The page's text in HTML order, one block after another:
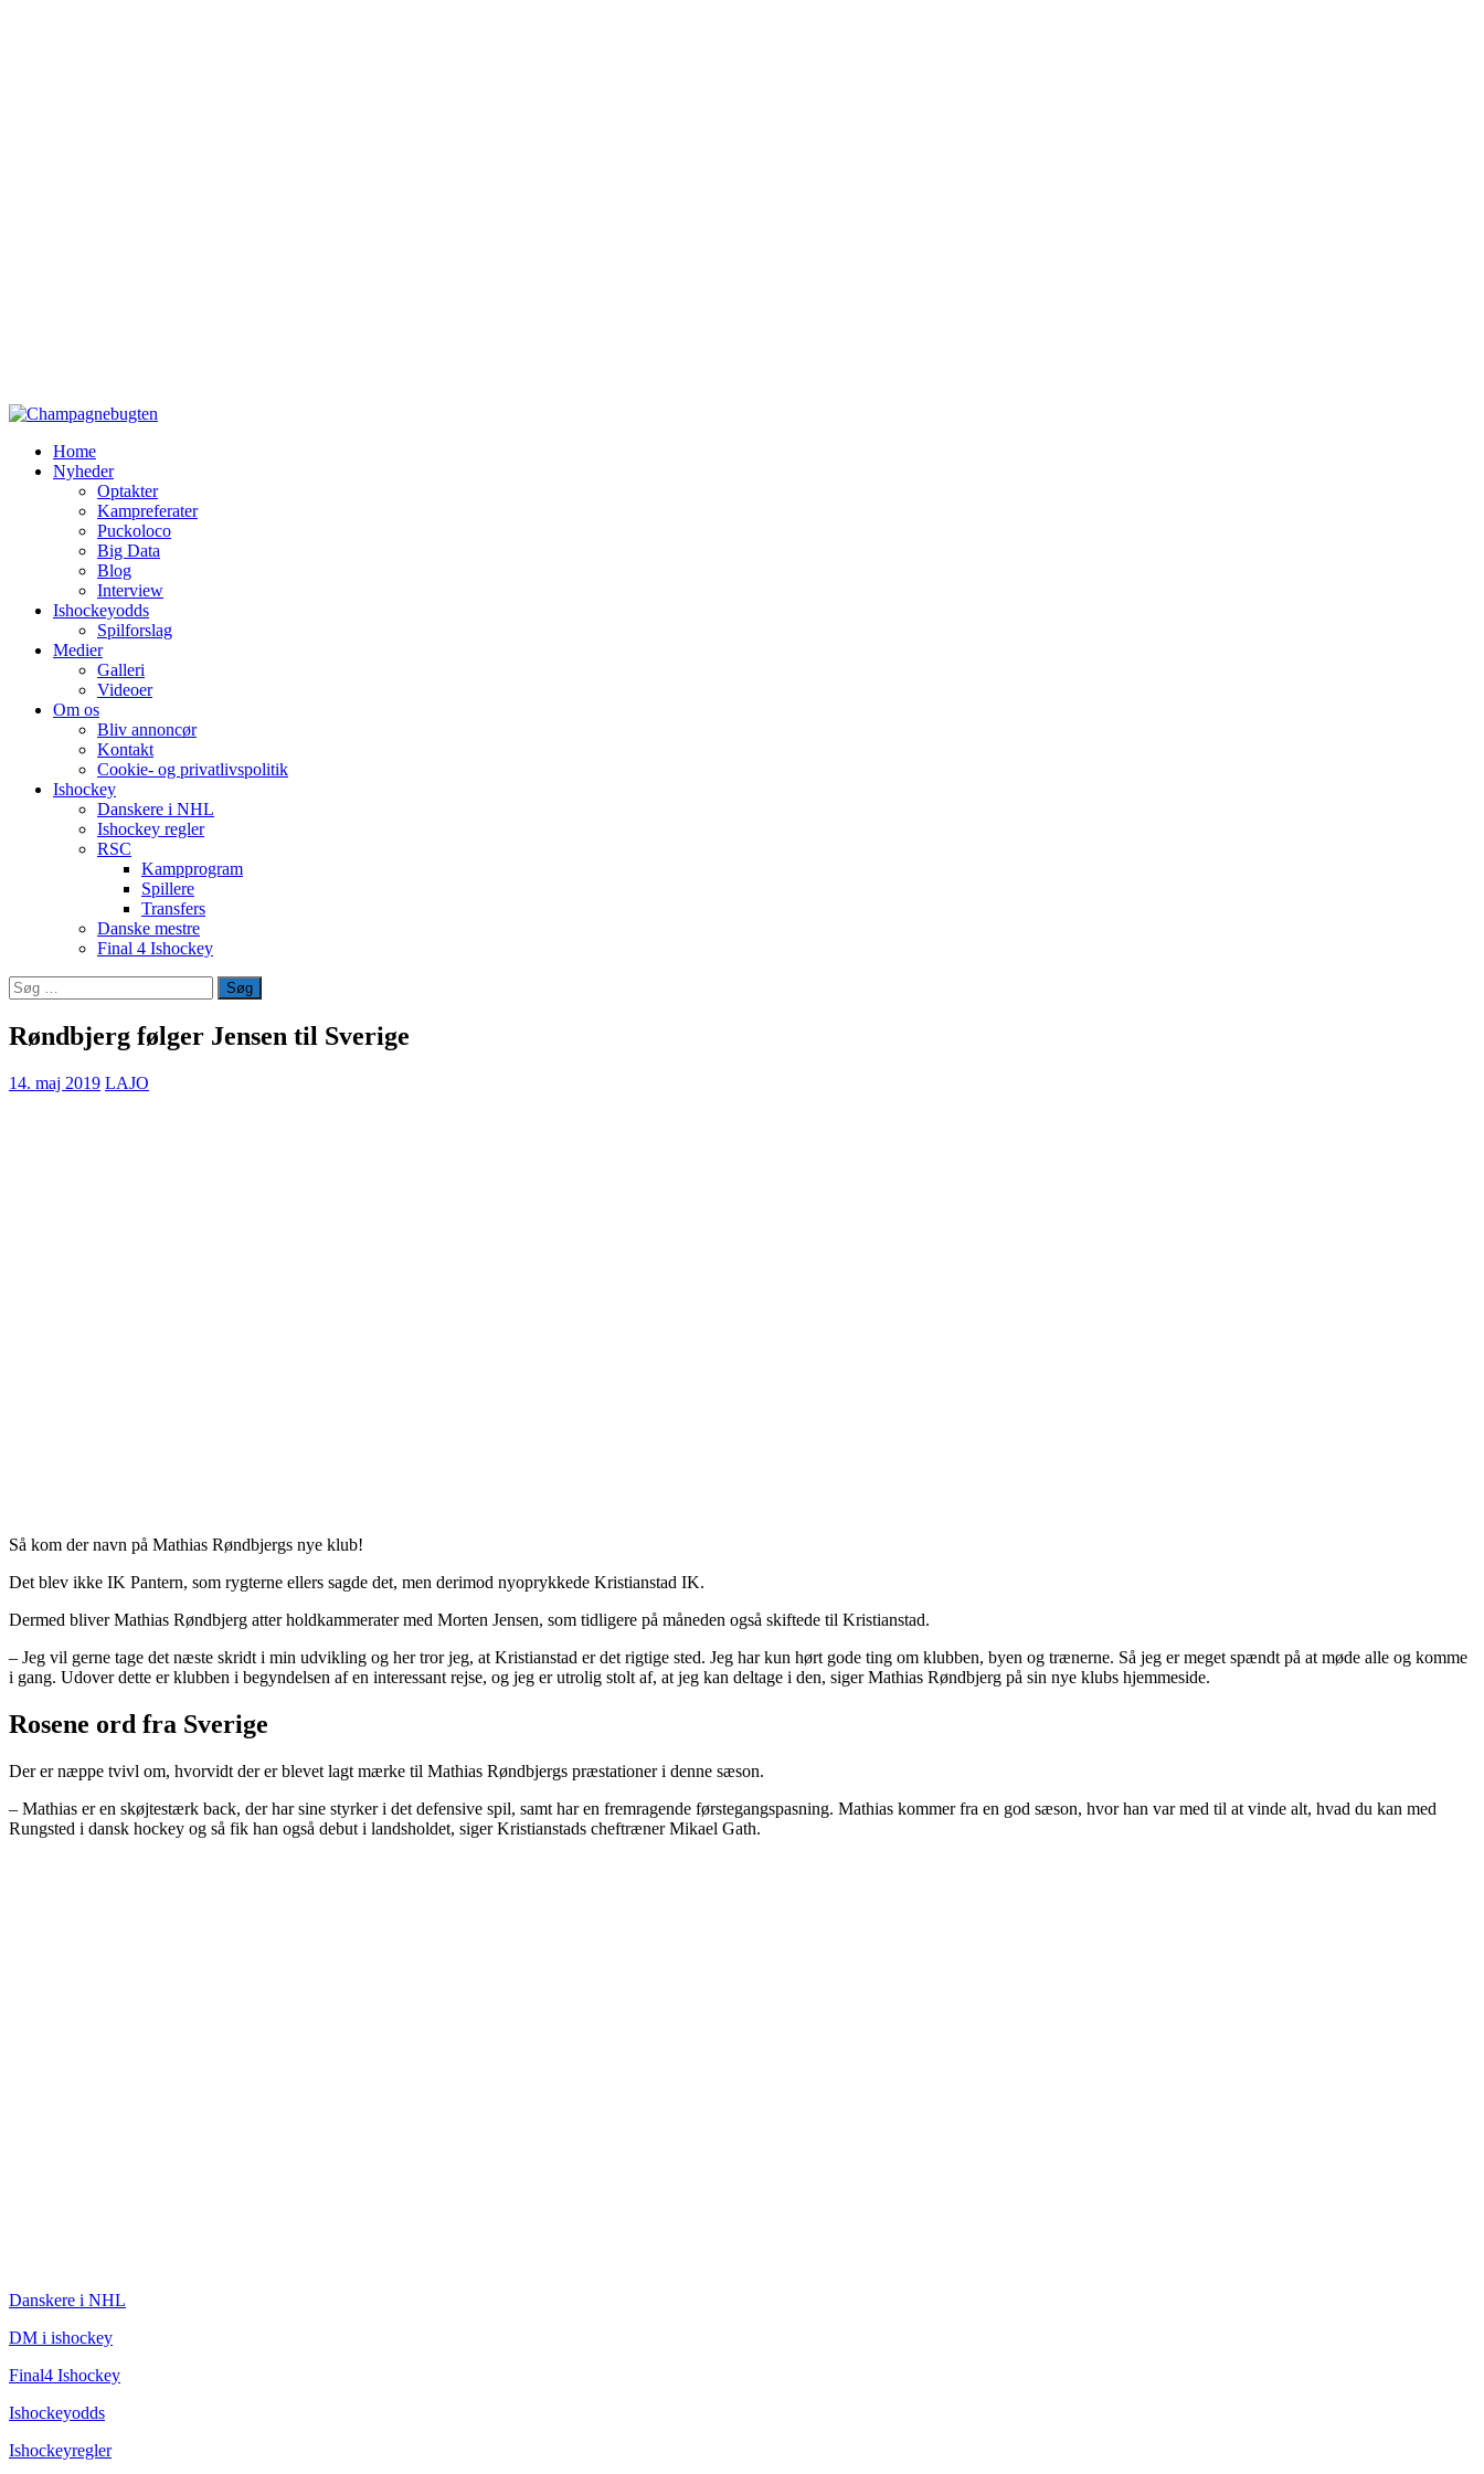
Home
Nyheder
Optakter
Kampreferater
Puckoloco
Big Data
Blog
Interview
Ishockeyodds
Spilforslag
Medier
Galleri
Videoer
Om os
Bliv annoncør
Kontakt
Cookie- og privatlivspolitik
Ishockey
Danskere i NHL
Ishockey regler
RSC
Kampprogram
Spillere
Transfers
Danske mestre
Final 4 Ishockey
Søg
efter:
Røndbjerg følger Jensen til Sverige
14. maj 2019 LAJO
Så kom der navn på Mathias Røndbjergs nye klub!
Det blev ikke IK Pantern, som rygterne ellers sagde det, men derimod nyoprykkede Kristianstad IK.
Dermed bliver Mathias Røndbjerg atter holdkammerater med Morten Jensen, som tidligere på måneden også skiftede til Kristianstad.
– Jeg vil gerne tage det næste skridt i min udvikling og her tror jeg, at Kristianstad er det rigtige sted. Jeg har kun hørt gode ting om klubben, byen og trænerne. Så jeg er meget spændt på at møde alle og komme
i gang. Udover dette er klubben i begyndelsen af en interessant rejse, og jeg er utrolig stolt af, at jeg kan deltage i den, siger Mathias Røndbjerg på sin nye klubs hjemmeside.
Rosene ord fra Sverige
Der er næppe tvivl om, hvorvidt der er blevet lagt mærke til Mathias Røndbjergs præstationer i denne sæson.
– Mathias er en skøjtestærk back, der har sine styrker i det defensive spil, samt har en fremragende førstegangspasning. Mathias kommer fra en god sæson, hvor han var med til at vinde alt, hvad du kan med
Rungsted i dansk hockey og så fik han også debut i landsholdet, siger Kristianstads cheftræner Mikael Gath.
Danskere i NHL
DM i ishockey
Final4 Ishockey
Ishockeyodds
Ishockeyregler